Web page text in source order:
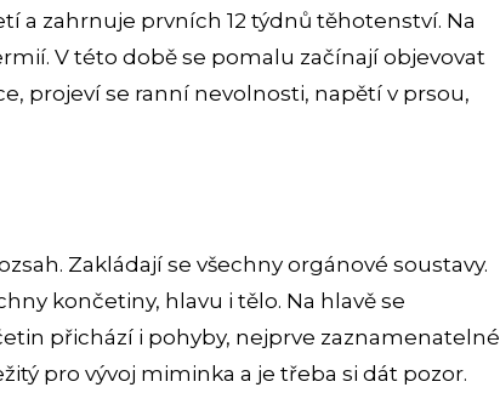
zahrnuje prvních 12 týdnů těhotenství. Na
V této době se pomalu začínají objevovat
projeví se ranní nevolnosti, napětí v prsou,
Zakládají se všechny orgánové soustavy.
končetiny, hlavu i tělo. Na hlavě se
přichází i pohyby, nejprve zaznamenatelné
pro vývoj miminka a je třeba si dát pozor.